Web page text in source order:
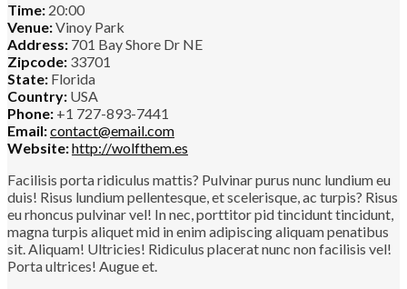
Time: 20:00
Venue:Vinoy Park
Address: 701 Bay Shore Dr NE
Zipcode: 33701
State: Florida
Country: USA
Phone: +1 727-893-7441
Email:contact@email.com
Website:http://wolfthem.es
Facilisis porta ridiculus mattis? Pulvinar purus nunc lundium eu
duis! Risus lundium pellentesque, et scelerisque, ac turpis? Risus
eu rhoncus pulvinar vel! In nec, porttitor pid tincidunt tincidunt,
magna turpis aliquet mid in enim adipiscing aliquam penatibus
sit. Aliquam! Ultricies! Ridiculus placerat nunc non facilisis vel!
Porta ultrices! Augue et.